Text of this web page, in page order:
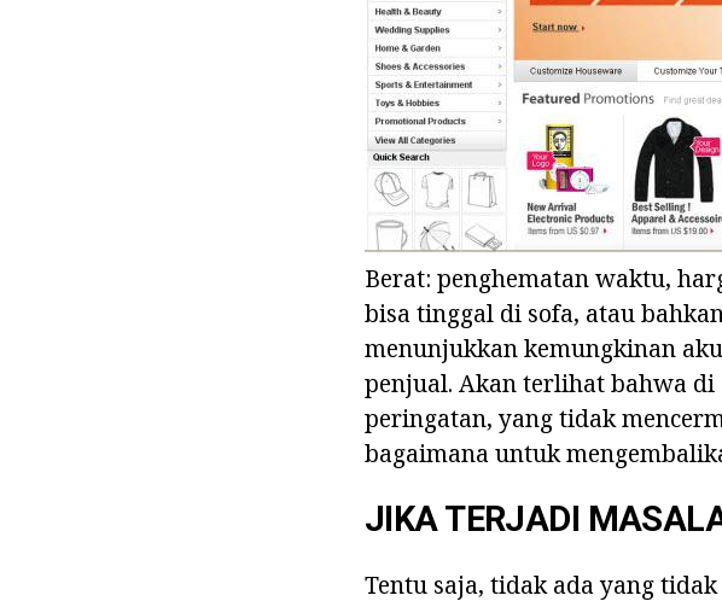
Berat: penghematan waktu,
bisa tinggal di sofa, atau
menunjukkan kemungkinan
penjual. Akan terlihat bahwa di
peringatan, yang tidak
bagaimana untuk
JIKA TERJADI
Tentu saja, tidak ada yang